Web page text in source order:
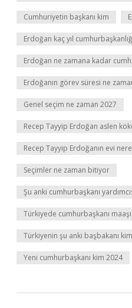
Cumhuriyetin başkanı kim
Erdoğan kaç yıl
Erdoğan ne zamana kadar
Erdoğanın görev süresi ne
Genel seçim ne zaman 2027
Recep Tayyip Erdoğan aslen
Recep Tayyip Erdoğanın evi
Seçimler ne zaman bitiyor
Şu anki cumhurbaşkanı
Türkiyede cumhurbaşkanı
Türkiyenin şu anki başbakanı kim
Yeni cumhurbaşkanı kim 2024